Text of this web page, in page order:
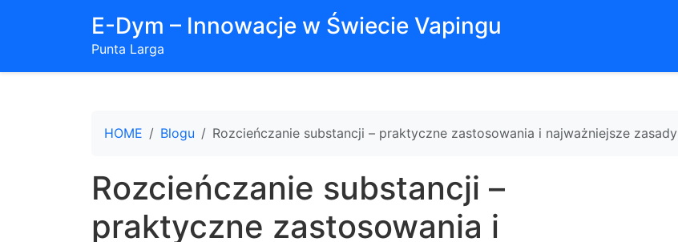
E-Dym – Innowacje w Świecie Vapingu
Punta Larga
HOME Blogu Rozcieńczanie substancji – praktyczne zastosowania i najważniejsze zasady
Rozcieńczanie substancji –
praktyczne zastosowania i